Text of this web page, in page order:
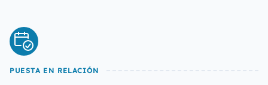
PUESTA EN RELACIÓN